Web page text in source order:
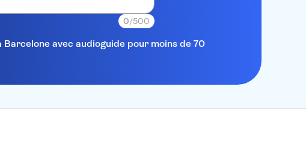
0/500
avec audioguide pour moins de 70